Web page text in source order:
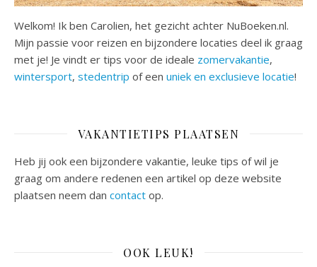
Welkom! Ik ben Carolien, het gezicht achter NuBoeken.nl.
Mijn passie voor reizen en bijzondere locaties deel ik graag
met je! Je vindt er tips voor de ideale zomervakantie,
wintersport, stedentrip of een uniek en exclusieve locatie!
VAKANTIETIPS PLAATSEN
Heb jij ook een bijzondere vakantie, leuke tips of wil je
graag om andere redenen een artikel op deze website
plaatsen neem dan contact op.
OOK LEUK!